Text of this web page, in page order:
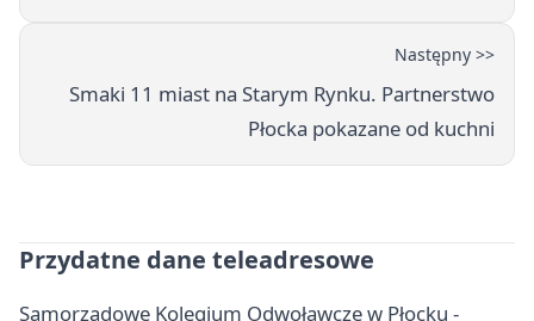
Następny >>
Smaki 11 miast na Starym Rynku. Partnerstwo
Płocka pokazane od kuchni
Przydatne dane teleadresowe
Samorządowe Kolegium Odwoławcze w Płocku -